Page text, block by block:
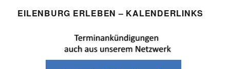
EILENBURG ERLEBEN – KALENDERLINKS